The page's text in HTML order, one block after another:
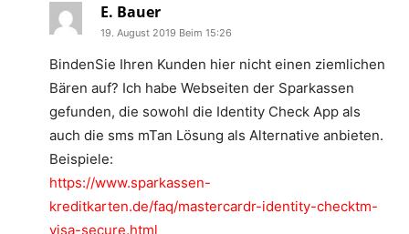
E. Bauer
19. August 2019 Beim 15:26
BindenSie Ihren Kunden hier nicht einen ziemlichen
Bären auf? Ich habe Webseiten der Sparkassen
gefunden, die sowohl die Identity Check App als
auch die sms mTan Lösung als Alternative anbieten.
Beispiele:
https://www.sparkassen-
kreditkarten.de/faq/mastercardr-identity-checktm-
visa-secure.html